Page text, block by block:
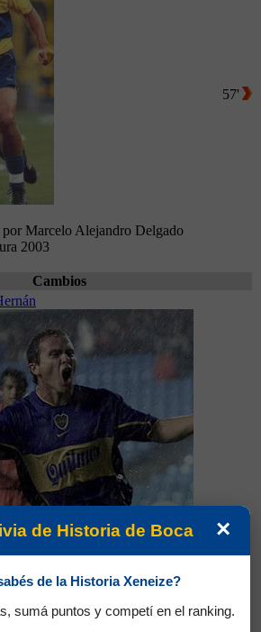
por Marcelo Alejandro Delgado
2003
57'
Cambios
Gustavo Hernán Pinto en
×
de Historia de Boca
de la Historia Xeneize?
sumá puntos y competí en el ranking.